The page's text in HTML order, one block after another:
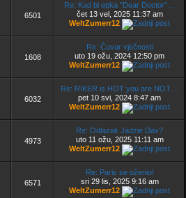
6501
Re: Kad bi epka "Dear Doctor"…
čet 13 vel, 2025 11:37 am
WeltZumerr12
1608
Re: Čuvar vječnosti
uto 19 ožu, 2024 12:50 pm
WeltZumerr12
6032
Re: RIKER is HOT you are NOT…
pet 10 svi, 2024 8:47 am
WeltZumerr12
4973
Re: Odlazak Jadzie Dax?
uto 11 ožu, 2025 11:11 am
WeltZumerr12
6571
Re: Paris se oženio!
sri 29 lis, 2025 9:16 am
WeltZumerr12